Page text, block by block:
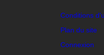
Conditions
Plan du site
Connexion